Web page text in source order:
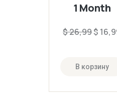
1 Month
$26,99$
В корзину